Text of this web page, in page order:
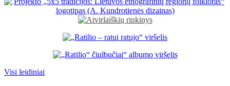
Visi leidiniai